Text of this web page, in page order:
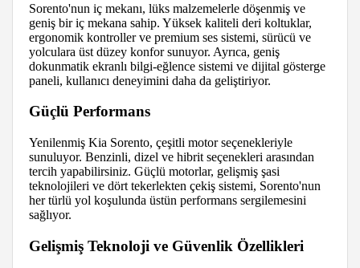
Sorento'nun iç mekanı, lüks malzemelerle döşenmiş ve
geniş bir iç mekana sahip. Yüksek kaliteli deri koltuklar,
ergonomik kontroller ve premium ses sistemi, sürücü ve
yolculara üst düzey konfor sunuyor. Ayrıca, geniş
dokunmatik ekranlı bilgi-eğlence sistemi ve dijital gösterge
paneli, kullanıcı deneyimini daha da geliştiriyor.
Güçlü Performans
Yenilenmiş Kia Sorento, çeşitli motor seçenekleriyle
sunuluyor. Benzinli, dizel ve hibrit seçenekleri arasından
tercih yapabilirsiniz. Güçlü motorlar, gelişmiş şasi
teknolojileri ve dört tekerlekten çekiş sistemi, Sorento'nun
her türlü yol koşulunda üstün performans sergilemesini
sağlıyor.
Gelişmiş Teknoloji ve Güvenlik Özellikleri